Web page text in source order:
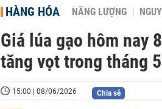
HÀNG HÓA NĂNG LƯỢNG
Giá lúa gạo hôm nay
tăng vọt trong tháng 5
15:00 | 08/06/2026 Chia sẻ